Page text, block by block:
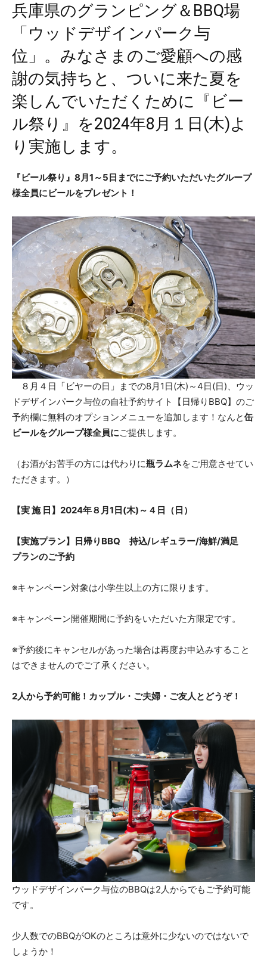
兵庫県のグランピング＆BBQ場
「ウッドデザインパーク与
位」。みなさまのご愛顧への感
謝の気持ちと、ついに来た夏を
楽しんでいただくために『ビー
ル祭り』を2024年8月１日(木)よ
り実施します。
『ビール祭り』8月1～5日までにご予約いただいたグループ
様全員にビールをプレゼント！
８月４日「ビヤーの日」までの8月1日(木)～4日(日)、ウッ
ドデザインパーク与位の自社予約サイト【日帰りBBQ】のご
予約欄に無料のオプションメニューを追加します！なんと缶
ビールをグループ様全員にご提供します。
（お酒がお苦手の方には代わりに瓶ラムネをご用意させてい
ただきます。）
【実 施 日】2024年８月1日(木)～４日（日）
【実施プラン】日帰りBBQ 持込/レギュラー/海鮮/満足
プランのご予約
※キャンペーン対象は小学生以上の方に限ります。
※キャンペーン開催期間に予約をいただいた方限定です。
※予約後にキャンセルがあった場合は再度お申込みすること
はできませんのでご了承ください。
2人から予約可能！カップル・ご夫婦・ご友人とどうぞ！
ウッドデザインパーク与位のBBQは2人からでもご予約可能
です。
少人数でのBBQがOKのところは意外に少ないのではないで
しょうか！